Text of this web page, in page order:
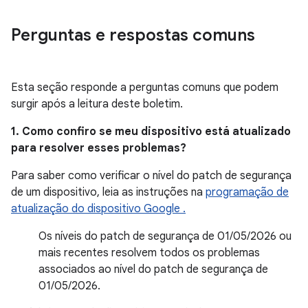
Perguntas e respostas comuns
Esta seção responde a perguntas comuns que podem
surgir após a leitura deste boletim.
1. Como confiro se meu dispositivo está atualizado
para resolver esses problemas?
Para saber como verificar o nível do patch de segurança
de um dispositivo, leia as instruções na programação de
atualização do dispositivo Google .
Os níveis do patch de segurança de 01/05/2026 ou
mais recentes resolvem todos os problemas
associados ao nível do patch de segurança de
01/05/2026.